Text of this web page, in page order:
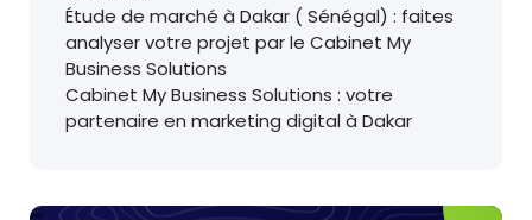
Étude de marché à Dakar ( Sénégal) : faites
analyser votre projet par le Cabinet My
Business Solutions
Cabinet My Business Solutions : votre
partenaire en marketing digital à Dakar